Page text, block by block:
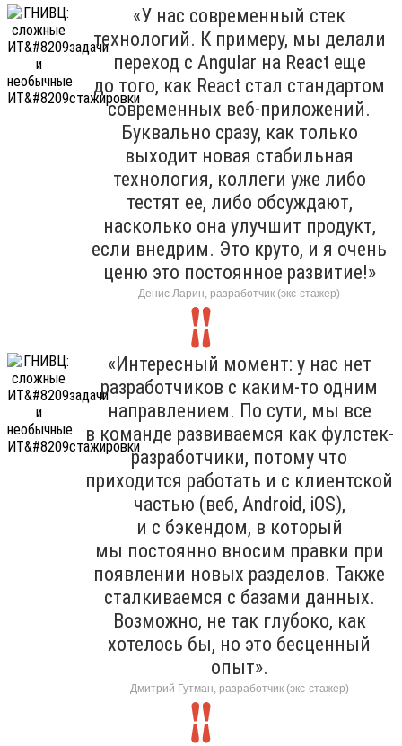
«У нас современный стек
технологий. К примеру, мы делали
переход с Angular на React еще
до того, как React стал стандартом
современных веб-приложений.
Буквально сразу, как только
выходит новая стабильная
технология, коллеги уже либо
тестят ее, либо обсуждают,
насколько она улучшит продукт,
если внедрим. Это круто, и я очень
ценю это постоянное развитие!»
Денис Ларин, разработчик (экс-стажер)
«Интересный момент: у нас нет
разработчиков с каким-то одним
направлением. По сути, мы все
в команде развиваемся как фулстек-
разработчики, потому что
приходится работать и с клиентской
частью (веб, Android, iOS),
и с бэкендом, в который
мы постоянно вносим правки при
появлении новых разделов. Также
сталкиваемся с базами данных.
Возможно, не так глубоко, как
хотелось бы, но это бесценный
опыт».
Дмитрий Гутман, разработчик (экс-стажер)